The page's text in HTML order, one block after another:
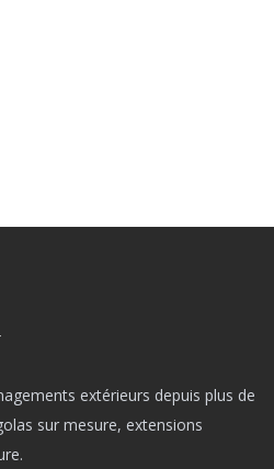
extérieurs depuis plus de
sur mesure, extensions